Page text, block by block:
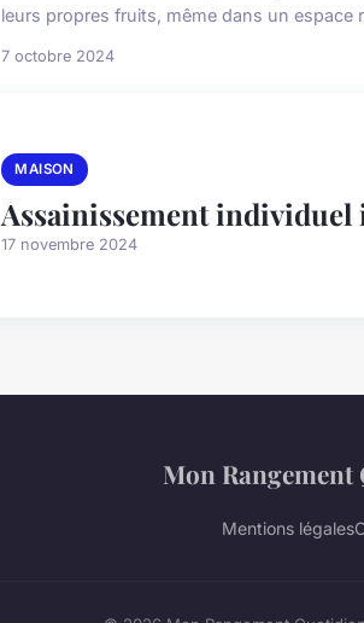
leurs propres fruits, même dans un espace
7 octobre 2024
MAISON
Assainissement
17 novembre 2024
Mon
Mentions légales